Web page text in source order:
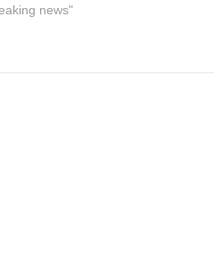
news"